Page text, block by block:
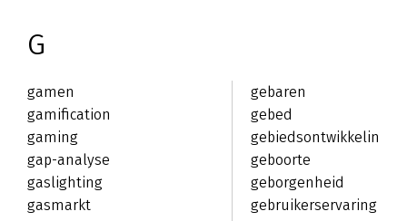
G
gamen
gamification
gaming
gap-analyse
gaslighting
gasmarkt
gebaren
gebed
gebiedsontwikkeling
geboorte
geborgenheid
gebruikerservaring